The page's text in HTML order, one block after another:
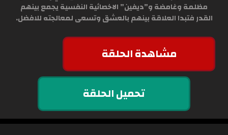
مظلمة وغامضة و”ديفين” الاخصائية النفسية يجمع بينهم
القدر فتبدا العلاقة بينهم بالعشق وتسعى لمعالجته للافضل.
مشاهدة الحلقة
تحميل الحلقة